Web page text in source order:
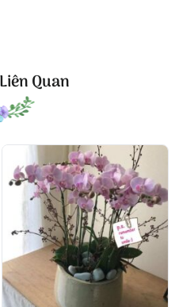
uốn cong mềm mại, bổ
cho tổng thể món quà.
chỉ là một món quà
yêu thương và sự
dụng cao, có thể dành
đặc biệt là những
trân trọng và tinh tế:
bè, người thân, đồng nghiệp
Quan